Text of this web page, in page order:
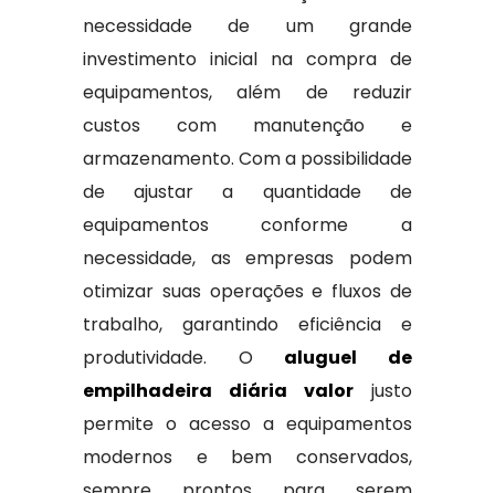
necessidade de um grande
investimento inicial na compra de
equipamentos, além de reduzir
custos com manutenção e
armazenamento. Com a possibilidade
de ajustar a quantidade de
equipamentos conforme a
necessidade, as empresas podem
otimizar suas operações e fluxos de
trabalho, garantindo eficiência e
produtividade. O aluguel de
empilhadeira diária valor justo
permite o acesso a equipamentos
modernos e bem conservados,